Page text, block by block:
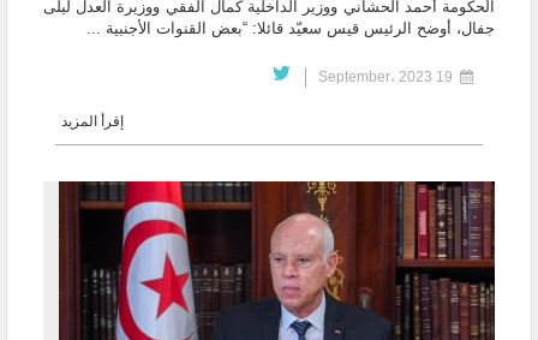
الحكومة أحمد الحشاني ووزير الداخلية كمال الفقي ووزيرة العدل ليلى
جفال، أوضح الرئيس قيس سعيّد قائلا: “بعض القنوات الأجنبية ...
إقرأ المزيد